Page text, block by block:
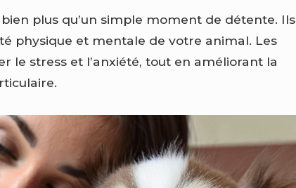
plus qu’un simple moment de détente. Ils
physique et mentale de votre animal. Les
le stress et l’anxiété, tout en améliorant la